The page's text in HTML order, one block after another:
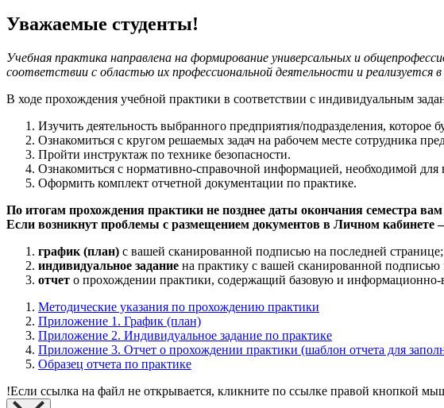
Уважаемые студенты!
Учебная практика направлена на формирование универсальных и
соответствии с областью их профессиональной деятельности и
В ходе прохождения учебной практики в соответствии с индивидуальным
Изучить деятельность выбранного предприятия/подразделения, которое
Ознакомиться с кругом решаемых задач на рабочем месте сотрудника
Пройти инструктаж по технике безопасности.
Ознакомиться с нормативно-справочной информацией, необходимой
Оформить комплект отчетной документации по практике.
По итогам прохождения практики не позднее даты окончания семестра
Если возникнут проблемы с размещением документов в Личном кабинете
график (план) с вашей сканированной подписью на последней странице;
индивидуальное задание на практику с вашей сканированной подписью
отчет о прохождении практики, содержащий базовую и
Методические указания по прохождению практики
Приложение 1. График (план)
Приложение 2. Индивидуальное задание по практике
Приложение 3. Отчет о прохождении практики (шаблон отчета для
Образец отчета по практике
!Если ссылка на файл не открывается, кликните по ссылке правой кнопкой